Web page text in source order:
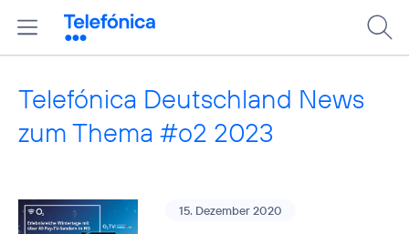
Telefónica Deutschland News
zum Thema #o2 2023
15. Dezember 2020